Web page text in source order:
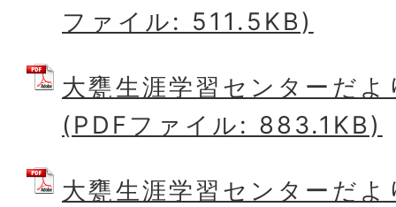
ファイル: 511.5KB)
大甕生涯学習センターだ
(PDFファイル: 883.1KB)
大甕生涯学習センターだ